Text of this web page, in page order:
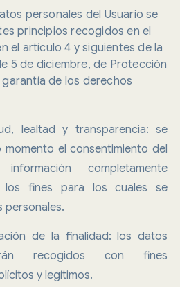
personales del Usuario se
principios recogidos en el
el artículo 4 y siguientes de la
5 de diciembre, de Protección
de los derechos
lealtad y transparencia: se
el consentimiento del
completamente
los fines para los cuales se
personales.
de la finalidad: los datos
recogidos con fines
y legítimos.